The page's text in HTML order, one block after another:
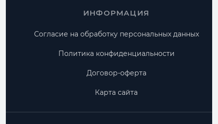
ИНФОРМАЦИЯ
Согласие на обработку персональных данных
Политика конфиденциальности
Договор-оферта
Карта сайта